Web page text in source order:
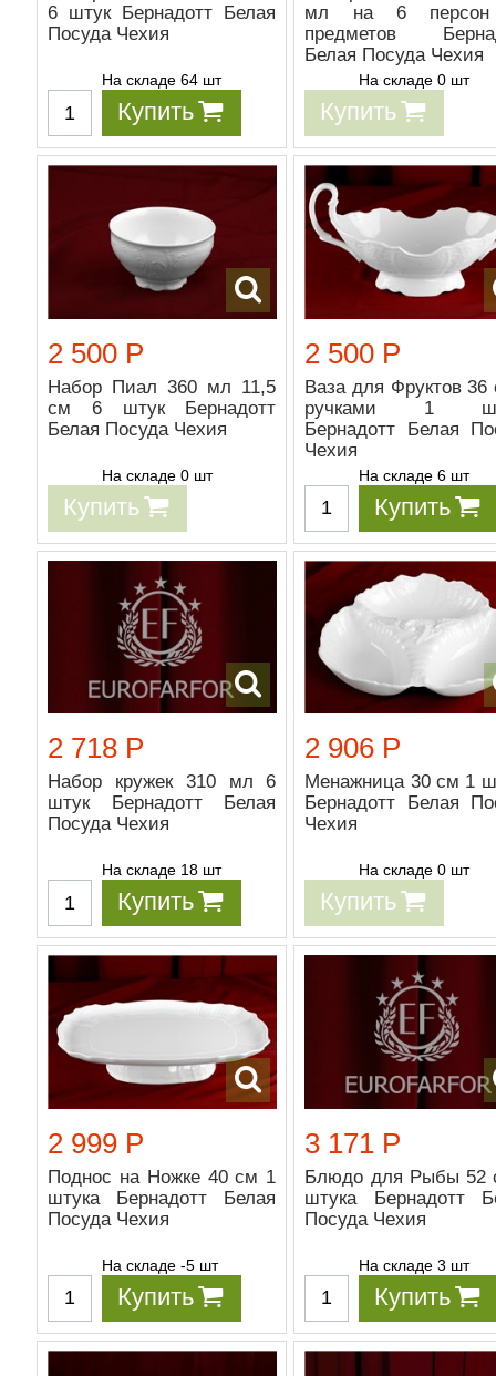
6 штук Бернадотт Белая
Посуда Чехия
На складе 64 шт
Купить
мл на 6
предметов
Белая Посуда Чехия
На складе 0 шт
Купить
2 500 Р
Набор Пиал 360 мл 11,5
см 6 штук Бернадотт
Белая Посуда Чехия
На складе 0 шт
Купить
2 500 Р
Ваза для Фруктов 36
ручками 1
Бернадотт Белая
Чехия
На складе 6 шт
Купить
2 718 Р
Набор кружек 310 мл 6
штук Бернадотт Белая
Посуда Чехия
На складе 18 шт
Купить
2 906 Р
Менажница 30 см 1
Бернадотт Белая
Чехия
На складе 0 шт
Купить
2 999 Р
Поднос на Ножке 40 см 1
штука Бернадотт Белая
Посуда Чехия
На складе -5 шт
Купить
3 171 Р
Блюдо для Рыбы 52
штука Бернадотт
Посуда Чехия
На складе 3 шт
Купить